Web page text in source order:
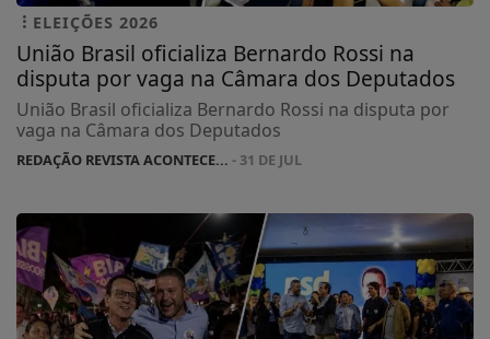
ELEIÇÕES 2026
União Brasil oficializa Bernardo Rossi na
disputa por vaga na Câmara dos Deputados
União Brasil oficializa Bernardo Rossi na disputa por
vaga na Câmara dos Deputados
REDAÇÃO REVISTA ACONTECE... - 31 DE JUL